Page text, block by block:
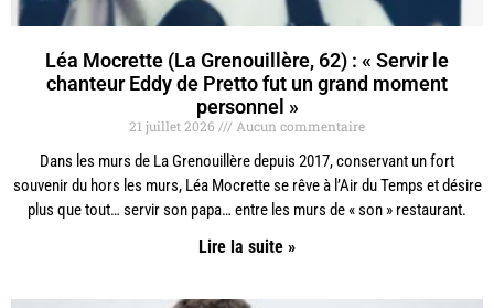
Léa Mocrette (La Grenouillère, 62) : « Servir le
chanteur Eddy de Pretto fut un grand moment
personnel »
21 juillet 2026 Aucun commentaire
Dans les murs de La Grenouillère depuis 2017, conservant un fort
souvenir du hors les murs, Léa Mocrette se rêve à l’Air du Temps et désire
plus que tout… servir son papa… entre les murs de « son » restaurant.
Lire la suite »